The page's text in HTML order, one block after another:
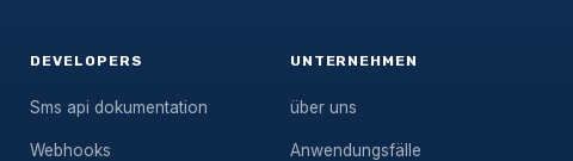
DEVELOPERS
Sms api dokumentation
Webhooks
UNTERNEHMEN
über uns
Anwendungsfälle